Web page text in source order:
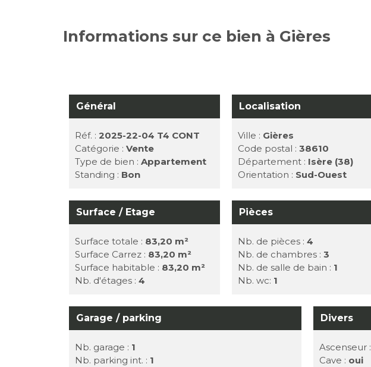
Informations sur ce bien à Gières
Général
Réf. :2025-22-04 T4 CONT
Catégorie :Vente
Type de bien :Appartement
Standing : Bon
Localisation
Ville : Gières
Code postal :38610
Département : Isère (38)
Orientation : Sud-Ouest
Surface / Etage
Surface totale : 83,20 m²
Surface Carrez : 83,20 m²
Surface habitable : 83,20 m²
Nb. d'étages :4
Pièces
Nb. de pièces :4
Nb. de chambres :3
Nb. de salle de bain : 1
Nb. wc: 1
Garage / parking
Nb. garage : 1
Nb. parking int. : 1
Divers
Ascenseur :
Cave : oui